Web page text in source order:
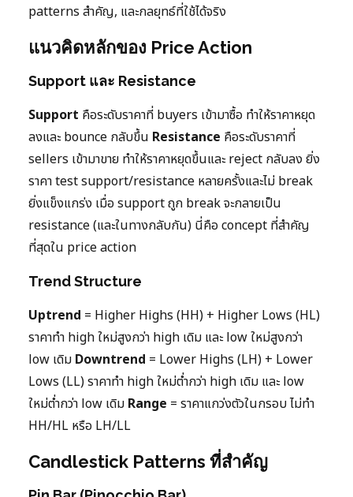
patterns สำคัญ, และกลยุทธ์ที่ใช้ได้จริง
แนวคิดหลักของ Price Action
Support และ Resistance
Support คือระดับราคาที่ buyers เข้ามาซื้อ ทำให้ราคาหยุด
ลงและ bounce กลับขึ้น Resistance คือระดับราคาที่
sellers เข้ามาขาย ทำให้ราคาหยุดขึ้นและ reject กลับลง ยิ่ง
ราคา test support/resistance หลายครั้งและไม่ break
ยิ่งแข็งแกร่ง เมื่อ support ถูก break จะกลายเป็น
resistance (และในทางกลับกัน) นี่คือ concept ที่สำคัญ
ที่สุดใน price action
Trend Structure
Uptrend = Higher Highs (HH) + Higher Lows (HL)
ราคาทำ high ใหม่สูงกว่า high เดิม และ low ใหม่สูงกว่า
low เดิม Downtrend = Lower Highs (LH) + Lower
Lows (LL) ราคาทำ high ใหม่ต่ำกว่า high เดิม และ low
ใหม่ต่ำกว่า low เดิม Range = ราคาแกว่งตัวในกรอบ ไม่ทำ
HH/HL หรือ LH/LL
Candlestick Patterns ที่สำคัญ